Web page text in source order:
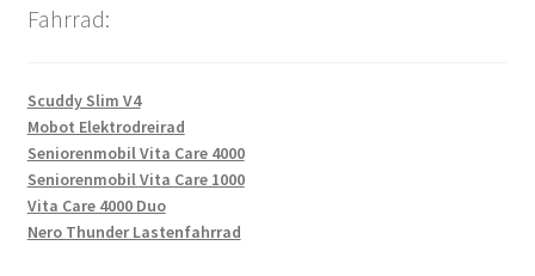
Fahrrad:
Scuddy Slim V4
Mobot Elektrodreirad
Seniorenmobil Vita Care 4000
Seniorenmobil Vita Care 1000
Vita Care 4000 Duo
Nero Thunder Lastenfahrrad